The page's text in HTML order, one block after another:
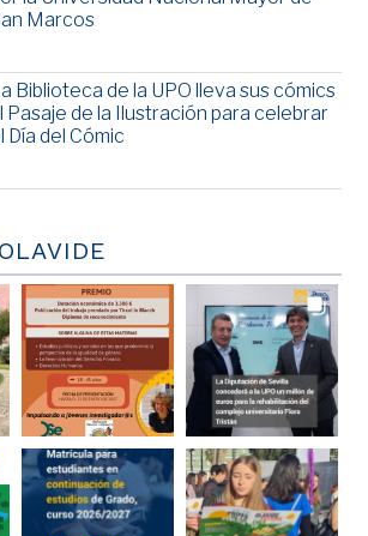
Marcos
Biblioteca de la UPO lleva sus cómics
Pasaje de la Ilustración para celebrar
Día del Cómic